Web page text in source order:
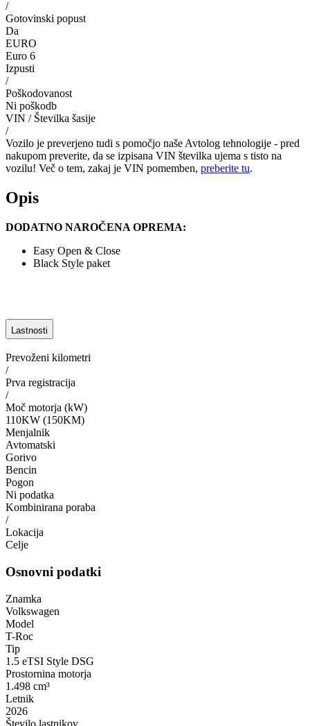
/
Gotovinski popust
Da
EURO
Euro 6
Izpusti
/
Poškodovanost
Ni poškodb
VIN / Številka šasije
/
Vozilo je preverjeno tudi s pomočjo naše Avtolog tehnologije - pred
nakupom preverite, da se izpisana VIN številka ujema s tisto na
vozilu! Več o tem, zakaj je VIN pomemben, preberite tu.
Opis
DODATNO NAROČENA OPREMA:
Easy Open & Close
Black Style paket
Lastnosti
Prevoženi kilometri
/
Prva registracija
/
Moč motorja (kW)
110KW (150KM)
Menjalnik
Avtomatski
Gorivo
Bencin
Pogon
Ni podatka
Kombinirana poraba
/
Lokacija
Celje
Osnovni podatki
Znamka
Volkswagen
Model
T-Roc
Tip
1.5 eTSI Style DSG
Prostornina motorja
1.498 cm³
Letnik
2026
Število lastnikov